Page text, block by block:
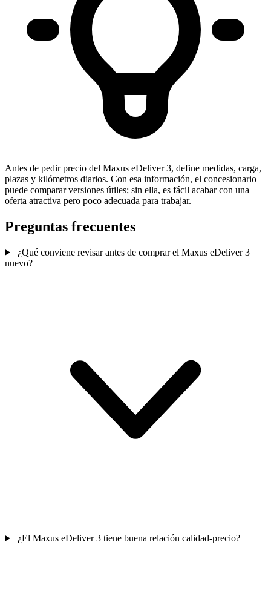
Antes de pedir precio del Maxus eDeliver 3, define medidas, carga,
plazas y kilómetros diarios. Con esa información, el concesionario
puede comparar versiones útiles; sin ella, es fácil acabar con una
oferta atractiva pero poco adecuada para trabajar.
Preguntas frecuentes
¿Qué conviene revisar antes de comprar el Maxus eDeliver 3
nuevo?
¿El Maxus eDeliver 3 tiene buena relación calidad-precio?